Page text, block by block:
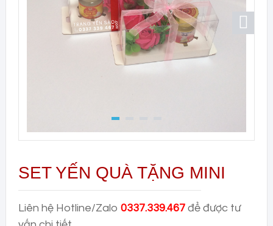
SET YẾN QUÀ TẶNG MINI
Liên hệ Hotline/Zalo 0337.339.467để được tư